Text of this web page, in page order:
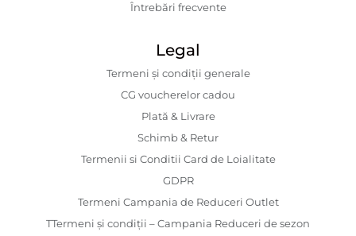
Întrebări frecvente
Legal
Termeni și condiții generale
CG voucherelor cadou
Plată & Livrare
Schimb & Retur
Termenii si Conditii Card de Loialitate
GDPR
Termeni Campania de Reduceri Outlet
TTermeni și condiții – Campania Reduceri de sezon